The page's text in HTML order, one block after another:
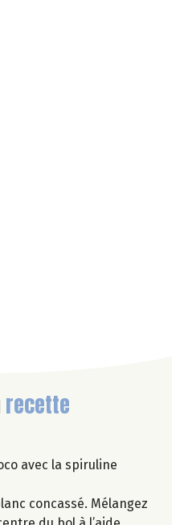
recette
avec la spiruline
concassé. Mélangez